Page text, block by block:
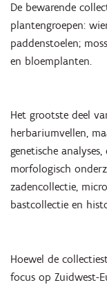
De bewarende
plantengroepen:
paddenstoelen;
en bloemplanten.
Het grootste deel
herbariumvellen,
genetische
morfologisch
zadencollectie,
bastcollectie en
Hoewel de
focus op Zuidwest-